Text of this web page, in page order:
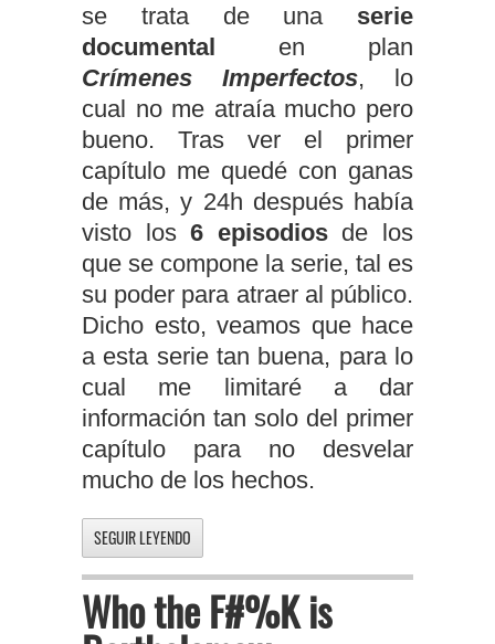
se trata de una serie
documental en plan
Crímenes Imperfectos, lo
cual no me atraía mucho pero
bueno. Tras ver el primer
capítulo me quedé con ganas
de más, y 24h después había
visto los6 episodios de los
que se compone la serie, tal es
su poder para atraer al público.
Dicho esto, veamos que hace
a esta serie tan buena, para lo
cual me limitaré a dar
información tan solo del primer
capítulo para no desvelar
mucho de los hechos.
SEGUIR LEYENDO
Who the F#%K is